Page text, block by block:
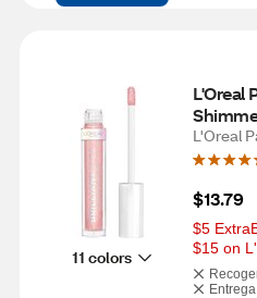
11 colors
L'Oreal
L'Oreal
$13.79
$5
$15 on